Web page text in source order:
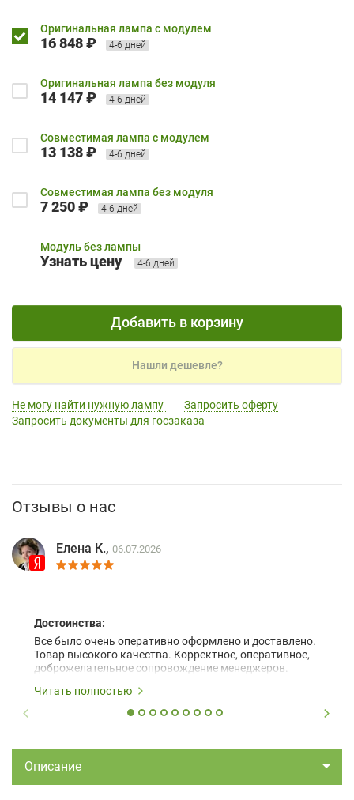
Оригинальная лампа с модулем
16 848 ₽ 4-6 дней
Оригинальная лампа без модуля
14 147 ₽ 4-6 дней
Совместимая лампа с модулем
13 138 ₽ 4-6 дней
Совместимая лампа без модуля
7 250 ₽ 4-6 дней
Модуль без лампы
Узнать цену 4-6 дней
Добавить в корзину
Нашли дешевле?
Не могу найти нужную лампу
Запросить оферту
Запросить документы для госзаказа
Отзывы о нас
Елена К., 06.07.2026
Достоинства:
Все было очень оперативно оформлено и доставлено.
Товар высокого качества. Корректное, оперативное,
доброжелательное сопровождение менеджеров.
Читать полностью
Описание